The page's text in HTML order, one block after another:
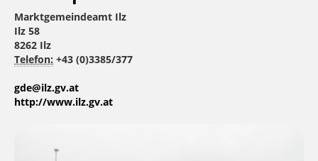
Marktgemeindeamt Ilz
Ilz 58
8262 Ilz
Telefon: +43 (0)3385/377
gde@ilz.gv.at
http://www.ilz.gv.at